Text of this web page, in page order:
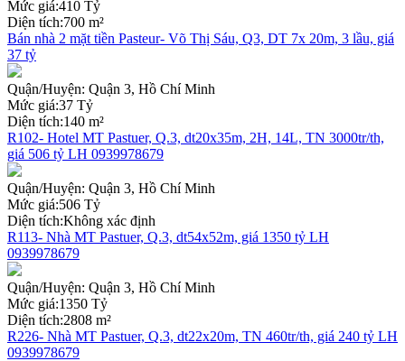
Mức giá:410 Tỷ
Diện tích:700 m²
Bán nhà 2 mặt tiền Pasteur- Võ Thị Sáu, Q3, DT 7x 20m, 3 lầu, giá
37 tỷ
Quận/Huyện: Quận 3, Hồ Chí Minh
Mức giá:37 Tỷ
Diện tích:140 m²
R102- Hotel MT Pastuer, Q.3, dt20x35m, 2H, 14L, TN 3000tr/th,
giá 506 tỷ LH 0939978679
Quận/Huyện: Quận 3, Hồ Chí Minh
Mức giá:506 Tỷ
Diện tích:Không xác định
R113- Nhà MT Pastuer, Q.3, dt54x52m, giá 1350 tỷ LH
0939978679
Quận/Huyện: Quận 3, Hồ Chí Minh
Mức giá:1350 Tỷ
Diện tích:2808 m²
R226- Nhà MT Pastuer, Q.3, dt22x20m, TN 460tr/th, giá 240 tỷ LH
0939978679